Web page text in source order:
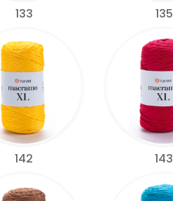
133 135
142 143